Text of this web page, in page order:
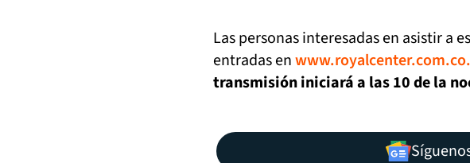
Las personas interesadas en asistir a
entradas enwww.royalcenter.com.co.
transmisión iniciará a las 10 de la